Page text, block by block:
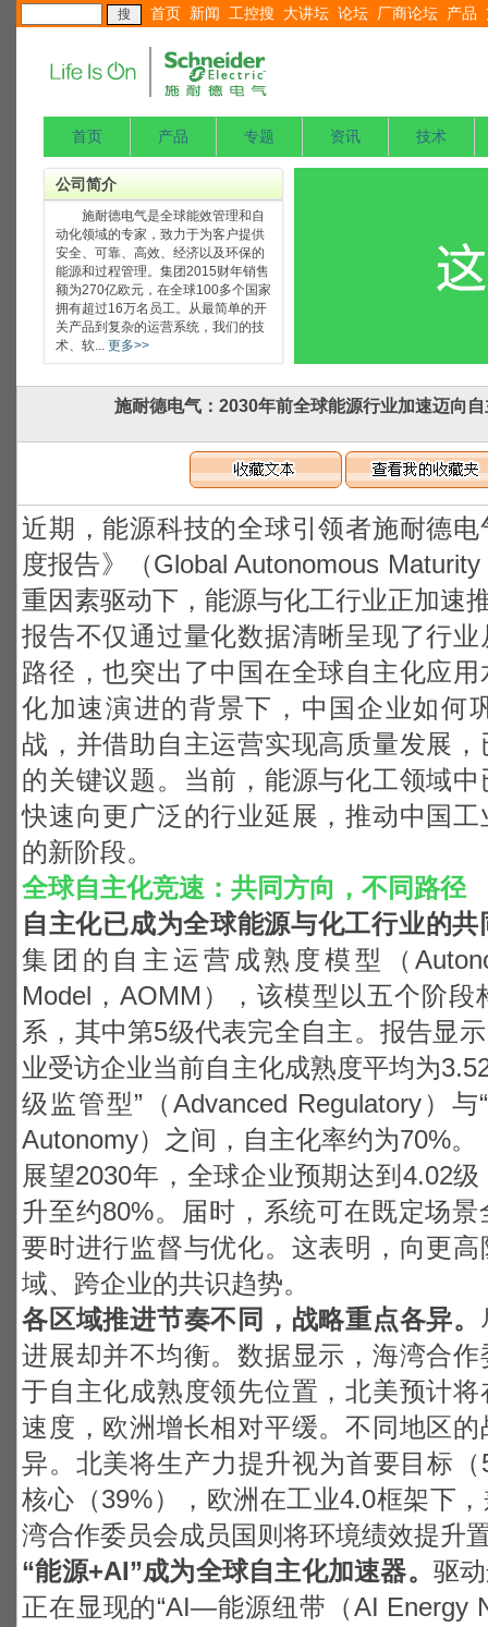
首页 新闻 工控搜 大讲坛 论坛 厂商论坛 产品
首页 产品 专题 资讯 技术
公司简介
施耐德电气是全球能效管理和自
动化领域的专家，致力于为客户提供
安全、可靠、高效、经济以及环保的
能源和过程管理。集团2015财年销售
额为270亿欧元，在全球100多个国家
拥有超过16万名员工。从最简单的开
关产品到复杂的运营系统，我们的技
术、软... 更多>>
施耐德电气：2030年前全球能源行业加速迈向
近期，能源科技的全球引领者施耐德
度报告》（Global Autonomous
重因素驱动下，能源与化工行业正加速
报告不仅通过量化数据清晰呈现了行
路径，也突出了中国在全球自主化应
化加速演进的背景下，中国企业如何
战，并借助自主运营实现高质量发展
的关键议题。当前，能源与化工领域
快速向更广泛的行业延展，推动中国
的新阶段。
全球自主化竞速：共同方向，不同路径
自主化已成为全球能源与化工行业的共
集团的自主运营成熟度模型（
Model，AOMM），该模型以五个阶
系，其中第5级代表完全自主。报告显
业受访企业当前自主化成熟度平均为
级监管型”（Advanced Regulatory）
Autonomy）之间，自主化率约为70%。
展望2030年，全球企业预期达到4.02
升至约80%。届时，系统可在既定场
要时进行监督与优化。这表明，向更
域、跨企业的共识趋势。
各区域推进节奏不同，战略重点各异。
进展却并不均衡。数据显示，海湾合
于自主化成熟度领先位置，北美预计
速度，欧洲增长相对平缓。不同地区
异。北美将生产力提升视为首要目标
核心（39%），欧洲在工业4.0框架下
湾合作委员会成员国则将环境绩效提升
“能源+AI”成为全球自主化加速器。 驱
正在显现的“AI—能源纽带（AI Energy